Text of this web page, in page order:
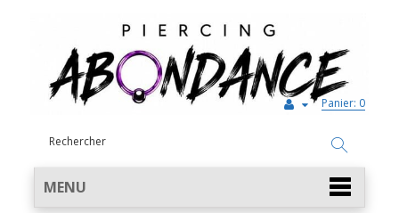
Panier: 0
MENU